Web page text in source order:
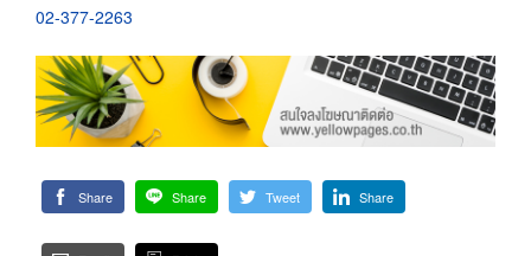
02-377-2263
Share Share Tweet Share